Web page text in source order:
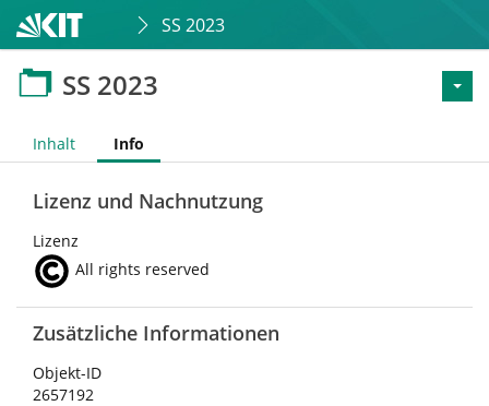
SS 2023
SS 2023
Inhalt Info
Lizenz und Nachnutzung
Lizenz
All rights reserved
Zusätzliche Informationen
Objekt-ID
2657192